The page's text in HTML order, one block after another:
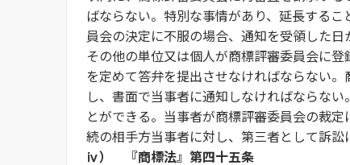
ばならない。特別な事情があり、延長する
員会の決定に不服の場合、通知を受領した
その他の単位又は個人が商標評審委員会に
を定めて答弁を提出させなければならない
し、書面で当事者に通知しなければならな
とができる。当事者が商標評審委員会の裁
続の相手方当事者に対し、第三者として訴訟
ⅳ）
『商標法』第四十五条